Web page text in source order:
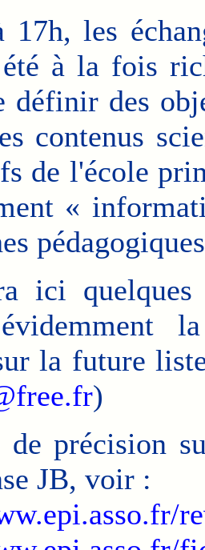
17h, les
à la fois
définir des
contenus
de l'école
«
ici
la future
)
de précision
JB, voir :